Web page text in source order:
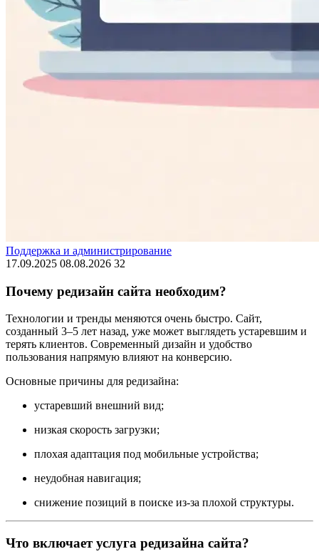
Поддержка и администрирование
17.09.2025 08.08.2026 32
Почему редизайн сайта необходим?
Технологии и тренды меняются очень быстро. Сайт,
созданный 3–5 лет назад, уже может выглядеть устаревшим и
терять клиентов. Современный дизайн и удобство
пользования напрямую влияют на конверсию.
Основные причины для редизайна:
устаревший внешний вид;
низкая скорость загрузки;
плохая адаптация под мобильные устройства;
неудобная навигация;
снижение позиций в поиске из-за плохой структуры.
Что включает услуга редизайна сайта?